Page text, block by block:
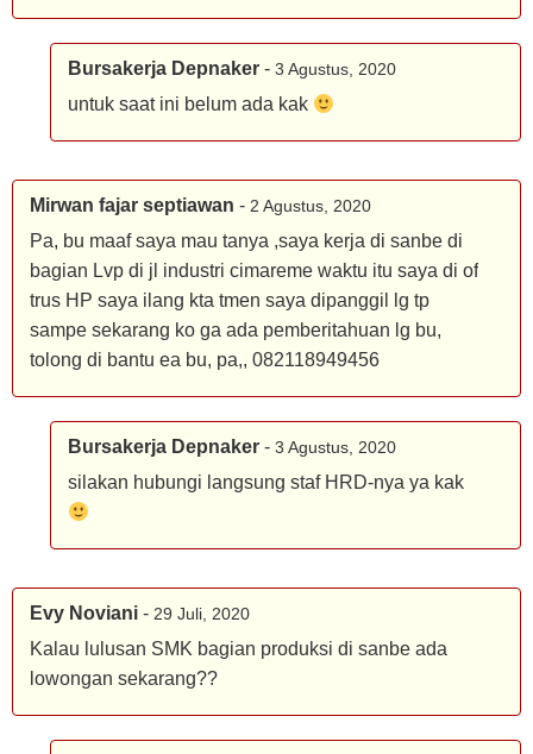
Bursakerja Depnaker - 3 Agustus, 2020
untuk saat ini belum ada kak
Mirwan fajar septiawan - 2 Agustus, 2020
Pa, bu maaf saya mau tanya ,saya kerja di sanbe di
bagian Lvp di jl industri cimareme waktu itu saya di of
trus HP saya ilang kta tmen saya dipanggil lg tp
sampe sekarang ko ga ada pemberitahuan lg bu,
tolong di bantu ea bu, pa,, 082118949456
Bursakerja Depnaker - 3 Agustus, 2020
silakan hubungi langsung staf HRD-nya ya kak
Evy Noviani - 29 Juli, 2020
Kalau lulusan SMK bagian produksi di sanbe ada
lowongan sekarang??